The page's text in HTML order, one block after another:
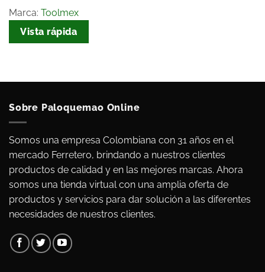
Marca: Toolmex
Vista rápida
Sobre Paloquemao Online
Somos una empresa Colombiana con 31 años en el
mercado Ferretero, brindando a nuestros clientes
productos de calidad y en las mejores marcas. Ahora
somos una tienda virtual con una amplia oferta de
productos y servicios para dar solución a las diferentes
necesidades de nuestros clientes.